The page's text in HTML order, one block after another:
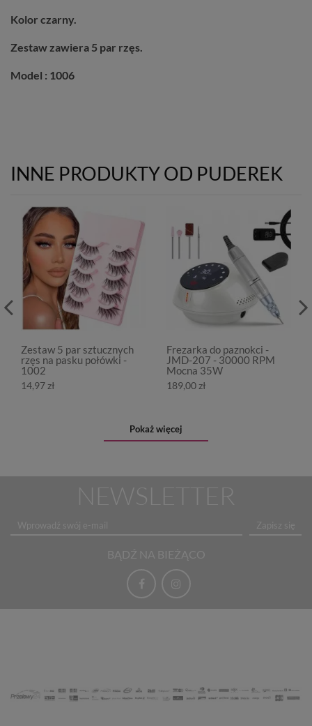
Kolor czarny.
Zestaw zawiera 5 par rzęs.
Model : 1006
INNE PRODUKTY OD PUDEREK
Zestaw 5 par sztucznych
rzęs na pasku połówki -
1002
14,97 zł
Frezarka do paznokci -
JMD-207 - 30000 RPM
Mocna 35W
189,00 zł
Pokaż więcej
NEWSLETTER
Zapisz się
BĄDŹ NA BIEŻĄCO